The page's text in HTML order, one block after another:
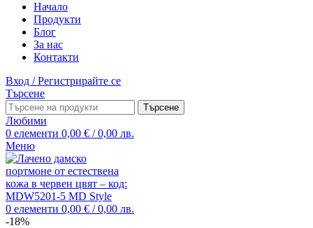
Начало
Продукти
Блог
За нас
Контакти
Вход / Регистрирайте се
Търсене
Търсене
Любими
0 елементи 0,00 € / 0,00 лв.
Меню
0 елементи 0,00 € / 0,00 лв.
-18%